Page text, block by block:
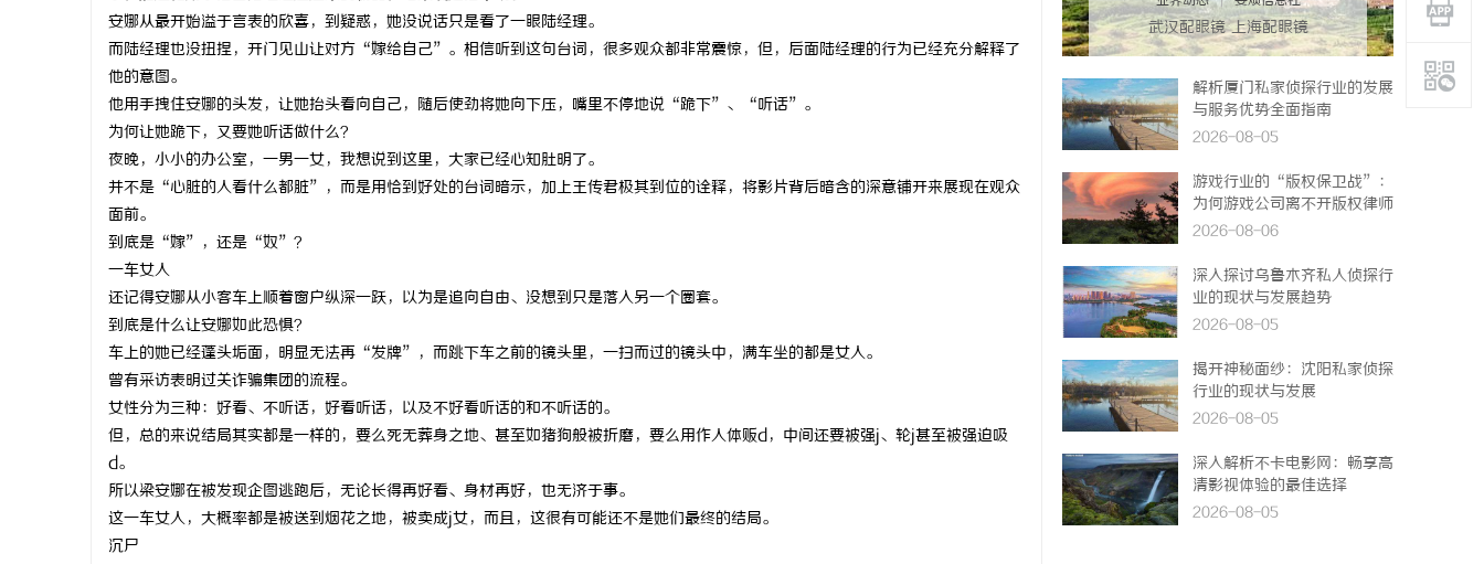
安娜从最开始溢于言表的欣喜，到疑惑，她没说话只是看了一眼陆经理。
而陆经理也没扭捏，开门见山让对方“嫁给自己”。相信听到这句台词，很多观众都非常震惊，但，后面陆经理的行为已经充分解释了
他的意图。
他用手拽住安娜的头发，让她抬头看向自己，随后使劲将她向下压，嘴里不停地说“跪下”、“听话”。
为何让她跪下，又要她听话做什么？
夜晚，小小的办公室，一男一女，我想说到这里，大家已经心知肚明了。
并不是“心脏的人看什么都脏”，而是用恰到好处的台词暗示，加上王传君极其到位的诠释，将影片背后暗含的深意铺开来展现在观众
面前。
到底是“嫁”，还是“奴”？
一车女人
还记得安娜从小客车上顺着窗户纵深一跃，以为是追向自由、没想到只是落入另一个圈套。
到底是什么让安娜如此恐惧？
车上的她已经蓬头垢面，明显无法再“发牌”，而跳下车之前的镜头里，一扫而过的镜头中，满车坐的都是女人。
曾有采访表明过关诈骗集团的流程。
女性分为三种：好看、不听话，好看听话，以及不好看听话的和不听话的。
但，总的来说结局其实都是一样的，要么死无葬身之地、甚至如猪狗般被折磨，要么用作人体贩d，中间还要被强j、轮j甚至被强迫吸
d。
所以梁安娜在被发现企图逃跑后，无论长得再好看、身材再好，也无济于事。
这一车女人，大概率都是被送到烟花之地，被卖成j女，而且，这很有可能还不是她们最终的结局。
沉尸
武汉配眼镜 上海配眼镜
解析厦门私家侦探行业的发展
与服务优势全面指南
2026-08-05
游戏行业的“版权保卫战”：
为何游戏公司离不开版权律师
2026-08-06
深入探讨乌鲁木齐私人侦探行
业的现状与发展趋势
2026-08-05
揭开神秘面纱：沈阳私家侦探
行业的现状与发展
2026-08-05
深入解析不卡电影网：畅享高
清影视体验的最佳选择
2026-08-05